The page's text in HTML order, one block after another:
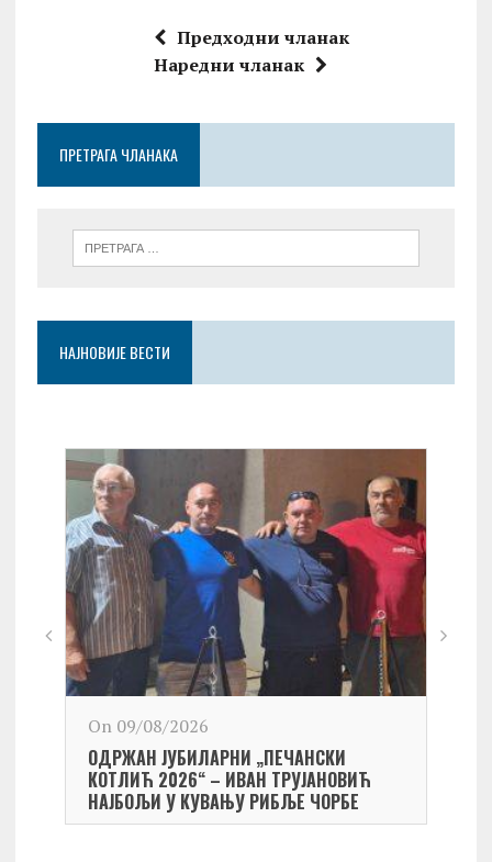
o
k
d
di
erat
s
p
se
er
Предходни чланак
Наредни чланак
ПРЕТРАГА ЧЛАНАКА
НАЈНОВИЈЕ ВЕСТИ
On 09/08/2026
ОДРЖАН ЈУБИЛАРНИ „ПЕЧАНСКИ
КОТЛИЋ 2026“ – ИВАН ТРУЈАНОВИЋ
НАЈБОЉИ У КУВАЊУ РИБЉЕ ЧОРБЕ